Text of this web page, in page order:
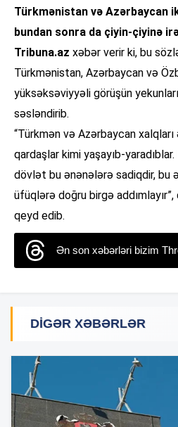
Türkmənistan və Azərbaycan
bundan sonra da çiyin-çiyinə
Tribuna.az xəbər verir ki, bu
Türkmənistan, Azərbaycan və
yüksəksəviyyəli görüşün
səsləndirib.
“Türkmən və Azərbaycan
qardaşlar kimi yaşayıb-
dövlət bu ənənələrə sadiqdir, bu
üfüqlərə doğru birgə
qeyd edib.
Ən son xəbərləri bizim
DIGƏR XƏBƏRLƏR